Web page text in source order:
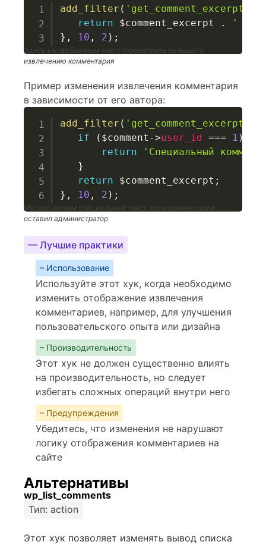
add_filter ( 'get_comment_excerpt'
return
$comment_excerpt .
'
} , 10 , 2 ) ;
Здесь мы добавляем текст ‘(посмотрите больше)’ к
извлечению комментария
Пример изменения извлечения комментария
в зависимости от его автора:
add_filter ( 'get_comment_excerpt'
if
( $comment ->user_id === 1 )
return
'Специальный
}
return
$comment_excerpt ;
} , 10 , 2 ) ;
Мы добавляем специальный текст, если комментарий
оставил администратор
— Лучшие практики
– Использование
Используйте этот хук, когда необходимо
изменить отображение извлечения
комментариев, например, для улучшения
пользовательского опыта или дизайна
– Производительность
Этот хук не должен существенно влиять
на производительность, но следует
избегать сложных операций внутри него
– Предупреждения
Убедитесь, что изменения не нарушают
логику отображения комментариев на
сайте
Альтернативы
wp_list_comments
Тип: action
Этот хук позволяет изменять вывод списка